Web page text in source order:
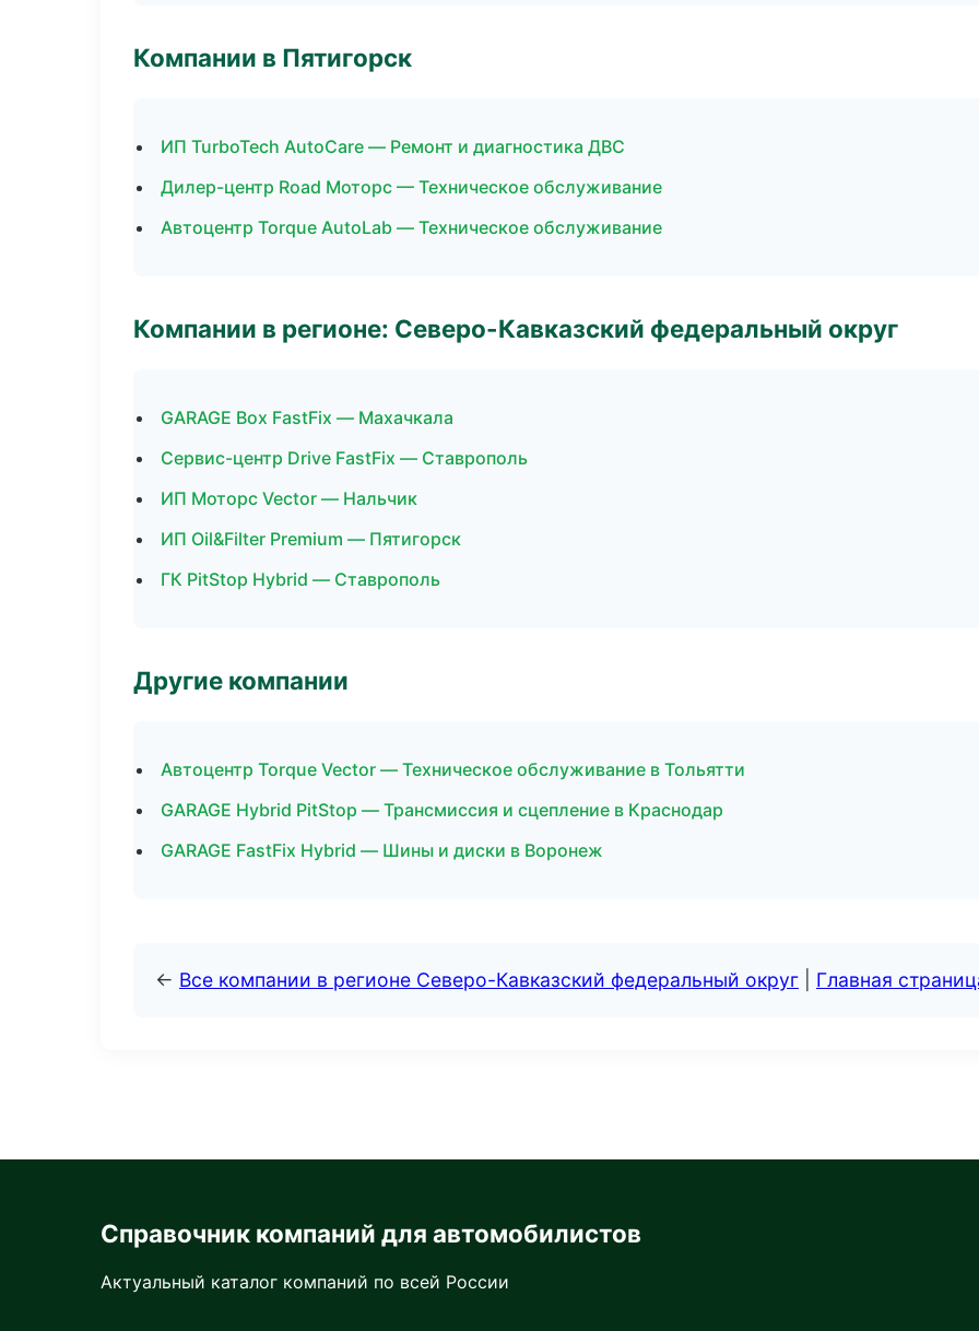
Компании в Пятигорск
ИП TurboTech AutoCare — Ремонт и диагностика ДВС
Дилер-центр Road Моторс — Техническое обслуживание
Автоцентр Torque AutoLab — Техническое обслуживание
Компании в регионе: Северо-Кавказский федеральный округ
GARAGE Box FastFix — Махачкала
Сервис-центр Drive FastFix — Ставрополь
ИП Моторс Vector — Нальчик
ИП Oil&Filter Premium — Пятигорск
ГК PitStop Hybrid — Ставрополь
Другие компании
Автоцентр Torque Vector — Техническое обслуживание в Тольятти
GARAGE Hybrid PitStop — Трансмиссия и сцепление в Краснодар
GARAGE FastFix Hybrid — Шины и диски в Воронеж
← Все компании в регионе Северо-Кавказский федеральный округ Главная
Справочник компаний для автомобилистов
Актуальный каталог компаний по всей России